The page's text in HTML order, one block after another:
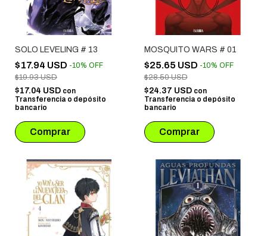
SOLO LEVELING # 13
$17.94 USD -10% OFF
$19.93 USD
$17.04 USD con
Transferencia o depósito
bancario
MOSQUITO WARS # 01
$25.65 USD -10% OFF
$28.50 USD
$24.37 USD con
Transferencia o depósito
bancario